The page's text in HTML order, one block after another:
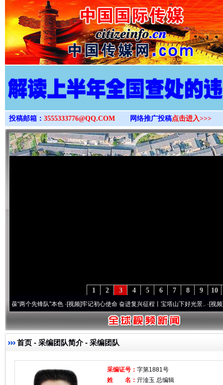
>
投稿邮箱： 3555333776@QQ.COM 网络推广投稿点击进入>>>
10
9
8
7
6
5
4
3
2
1
两个先锋队”本色·[视频] 牢记初心使命 奋进复兴征程丨宝塔山下好光景..·[视频] 因党
首页 - 采编团队简介- 采编团队
采编证号： 字第1881号
姓 名： 亓淦玉 总编辑